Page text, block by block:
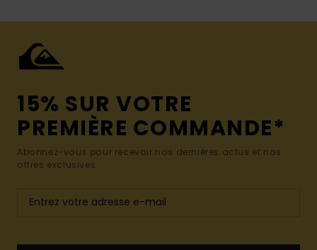
15% SUR VOTRE
PREMIÈRE COMMANDE*
Abonnez-vous pour recevoir nos dernières actus et nos
offres exclusives.